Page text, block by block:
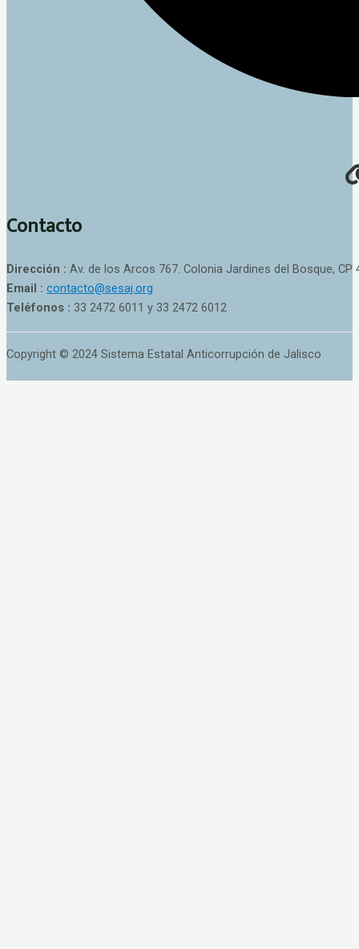
Contacto
Dirección : Av. de los Arcos 767. Colonia Jardines del Bosque, CP
Email : contacto@sesaj.org
Teléfonos : 33 2472 6011 y 33 2472 6012
Copyright © 2024 Sistema Estatal Anticorrupción de Jalisco